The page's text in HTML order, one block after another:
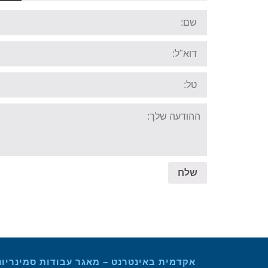
message:
שלח
אקדמית באינטרנט – מאגר עבודות